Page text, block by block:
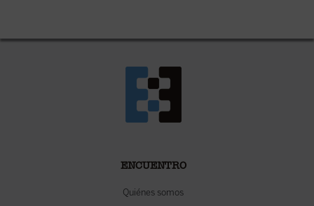
ENCUENTRO
Quiénes somos